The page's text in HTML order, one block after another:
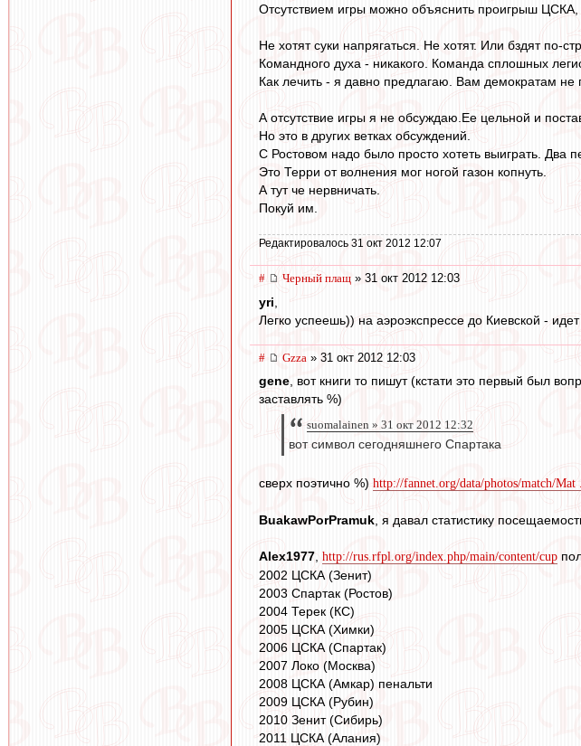
Отсутствием игры можно объяснить проигрыш ЦСКА,
Не хотят суки напрягаться. Не хотят. Или бздят по-
Командного духа - никакого. Команда сплошных
Как лечить - я давно предлагаю. Вам демократам не
А отсутствие игры я не обсуждаю.Ее цельной и
Но это в других ветках обсуждений.
С Ростовом надо было просто хотеть выиграть. Два
Это Терри от волнения мог ногой газон копнуть.
А тут че нервничать.
Покуй им.
Редактировалось 31 окт 2012 12:07
# Черный плащ » 31 окт 2012 12:03
yri
Легко успеешь)) на аэроэкспрессе до Киевской -
# Gzza » 31 окт 2012 12:03
gene , вот книги то пишут (кстати это первый был
заставлять %)
suomalainen » 31 окт 2012 12:32
вот символ сегодняшнего Спартака
сверх поэтично %) http://fannet.org/data/photos/match/
BuakawPorPramuk , я давал статистику
Alex1977 http://rus.rfpl.org/index.php/main/content/cup
2002 ЦСКА (Зенит)
2003 Спартак (Ростов)
2004 Терек (КС)
2005 ЦСКА (Химки)
2006 ЦСКА (Спартак)
2007 Локо (Москва)
2008 ЦСКА (Амкар) пенальти
2009 ЦСКА (Рубин)
2010 Зенит (Сибирь)
2011 ЦСКА (Алания)